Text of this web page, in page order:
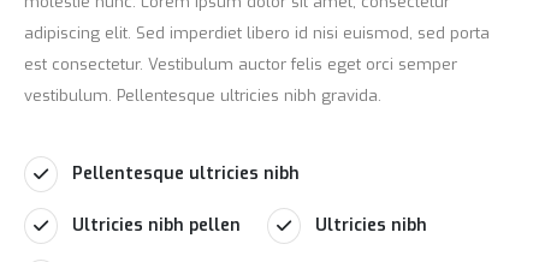
adipiscing elit. Sed imperdiet libero id nisi euismod, sed porta
est consectetur. Vestibulum auctor felis eget orci semper
vestibulum. Pellentesque ultricies nibh gravida.
Pellentesque ultricies nibh
Ultricies nibh pellen Ultricies nibh